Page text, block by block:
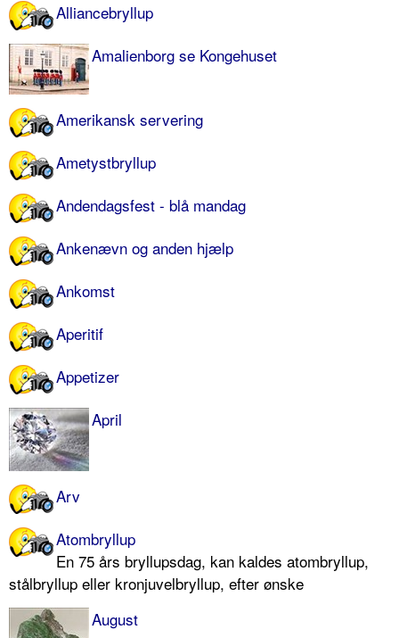
Alliancebryllup
Amalienborg se Kongehuset
Amerikansk servering
Ametystbryllup
Andendagsfest - blå mandag
Ankenævn og anden hjælp
Ankomst
Aperitif
Appetizer
April
Arv
Atombryllup
En 75 års bryllupsdag, kan kaldes atombryllup,
stålbryllup eller kronjuvelbryllup, efter ønske
August